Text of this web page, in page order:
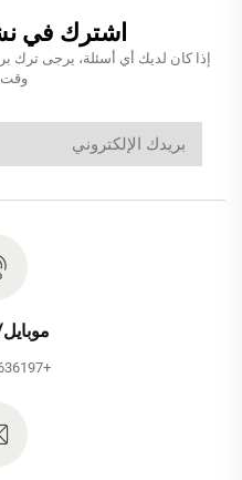
اشترك في
إذا كان لديك أي أسئلة، يرجى
+86-13928636197